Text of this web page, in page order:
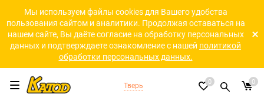
Мы используем файлы cookies для Вашего удобства
пользования сайтом и аналитики. Продолжая оставаться на
нашем сайте, Вы даёте согласие на обработку персональных
данных и подтверждаете ознакомление с нашей политикой
обработки персональных данных.
Тверь 0 0